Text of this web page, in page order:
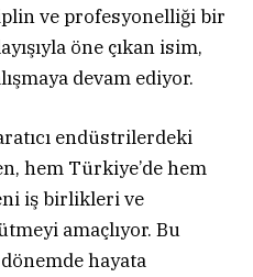
ve profesyonelliği bir
öne çıkan isim,
devam ediyor.
endüstrilerdeki
hem Türkiye’de hem
iş birlikleri ve
amaçlıyor. Bu
hayata